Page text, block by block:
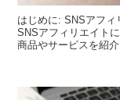
はじめに: SNSアフィ
SNSアフィリエイト
商品やサービスを紹